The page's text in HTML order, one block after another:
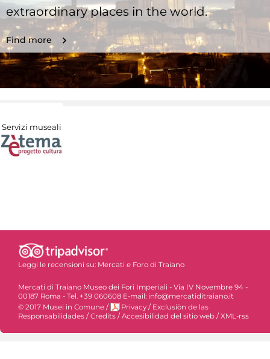
extraordinary places in the world.
Find more
Servizi museali
Leggi le recensioni su: Mercati e Foro di Traiano
Mercati di Traiano Museo dei Fori Imperiali - Via IV Novembre 94 -
00187 Roma - Tel. +39 060608 E-mail: info@mercatiditraiano.it
© 2017 Musei in Comune / Privacy / Exclusiòn de las
Responsabilidades / Credits / Accesibilidad del sitio web / XML-rss